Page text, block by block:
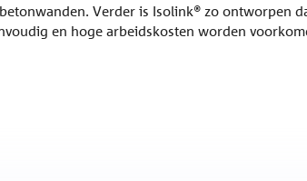
Verder is Isolink® zo ontworpen
en hoge arbeidskosten worden